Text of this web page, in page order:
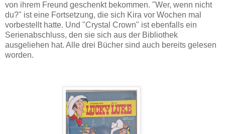
von ihrem Freund geschenkt bekommen. "Wer, wenn nicht
du?" ist eine Fortsetzung, die sich Kira vor Wochen mal
vorbestellt hatte. Und "Crystal Crown" ist ebenfalls ein
Serienabschluss, den sie sich aus der Bibliothek
ausgeliehen hat. Alle drei Bücher sind auch bereits gelesen
worden.